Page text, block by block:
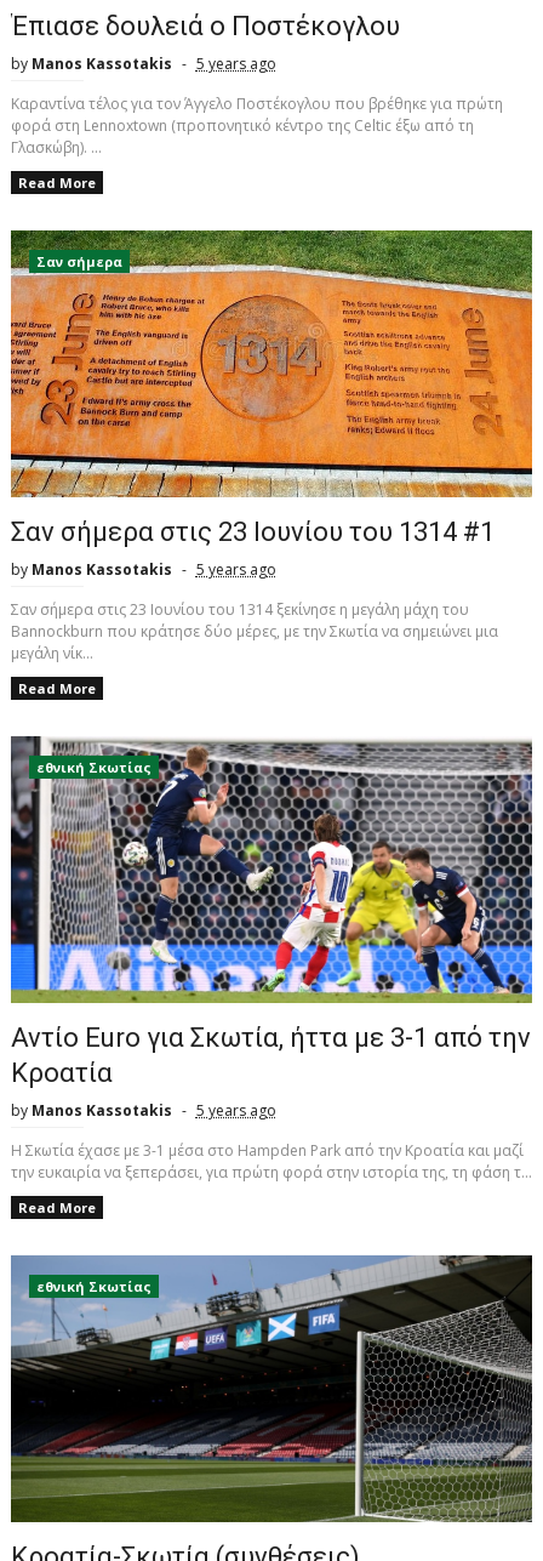
Έπιασε δουλειά ο Ποστέκογλου
by Manos Kassotakis
5 years ago
Καραντίνα τέλος για τον Άγγελο Ποστέκογλου που βρέθηκε για πρώτη
φορά στη Lennoxtown (προπονητικό κέντρο της Celtic έξω από τη
Γλασκώβη). ...
Read More
Σαν σήμερα
Σαν σήμερα στις 23 Ιουνίου του 1314 #1
by Manos Kassotakis
5 years ago
Σαν σήμερα στις 23 Ιουνίου του 1314 ξεκίνησε η μεγάλη μάχη του
Bannockburn που κράτησε δύο μέρες, με την Σκωτία να σημειώνει μια
μεγάλη νίκ...
Read More
εθνική Σκωτίας
Αντίο Euro για Σκωτία, ήττα με 3-1 από την
Κροατία
by Manos Kassotakis
5 years ago
Η Σκωτία έχασε με 3-1 μέσα στο Hampden Park από την Κροατία και μαζί
την ευκαιρία να ξεπεράσει, για πρώτη φορά στην ιστορία της, τη φάση τ...
Read More
εθνική Σκωτίας